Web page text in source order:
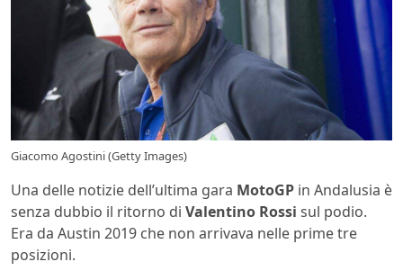
Giacomo Agostini (Getty Images)
Una delle notizie dell’ultima gara MotoGP in Andalusia è
senza dubbio il ritorno di Valentino Rossi sul podio.
Era da Austin 2019 che non arrivava nelle prime tre
posizioni.